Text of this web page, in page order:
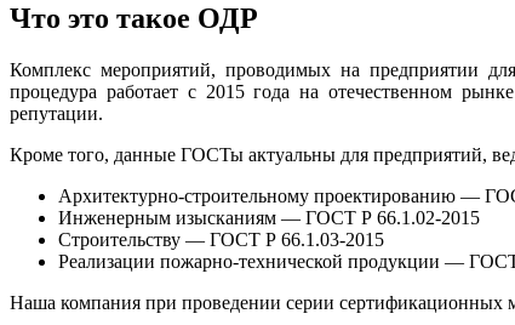
Что это такое ОДР
Комплекс мероприятий, проводимых на предприятии
процедура работает с 2015 года на отечественном
репутации.
Кроме того, данные ГОСТы актуальны для предприятий,
Архитектурно-строительному проектированию —
Инженерным изысканиям — ГОСТ Р 66.1.02-2015
Строительству — ГОСТ Р 66.1.03-2015
Реализации пожарно-технической продукции —
Наша компания при проведении серии